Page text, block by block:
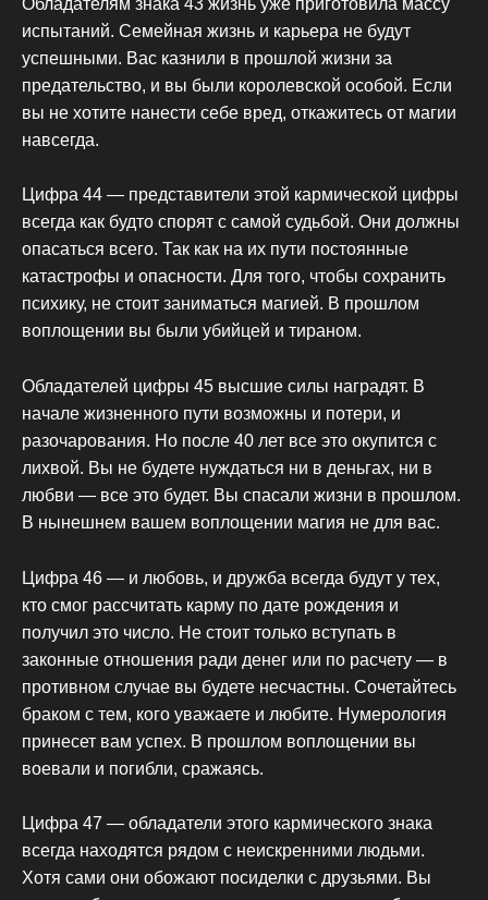
испытаний. Семейная жизнь и карьера не будут
успешными. Вас казнили в прошлой жизни за
предательство, и вы были королевской особой. Если
вы не хотите нанести себе вред, откажитесь от магии
навсегда.
Цифра 44 — представители этой кармической цифры
всегда как будто спорят с самой судьбой. Они должны
опасаться всего. Так как на их пути постоянные
катастрофы и опасности. Для того, чтобы сохранить
психику, не стоит заниматься магией. В прошлом
воплощении вы были убийцей и тираном.
Обладателей цифры 45 высшие силы наградят. В
начале жизненного пути возможны и потери, и
разочарования. Но после 40 лет все это окупится с
лихвой. Вы не будете нуждаться ни в деньгах, ни в
любви — все это будет. Вы спасали жизни в прошлом.
В нынешнем вашем воплощении магия не для вас.
Цифра 46 — и любовь, и дружба всегда будут у тех,
кто смог рассчитать карму по дате рождения и
получил это число. Не стоит только вступать в
законные отношения ради денег или по расчету — в
противном случае вы будете несчастны. Сочетайтесь
браком с тем, кого уважаете и любите. Нумерология
принесет вам успех. В прошлом воплощении вы
воевали и погибли, сражаясь.
Цифра 47 — обладатели этого кармического знака
всегда находятся рядом с неискренними людьми.
Хотя сами они обожают посиделки с друзьями. Вы